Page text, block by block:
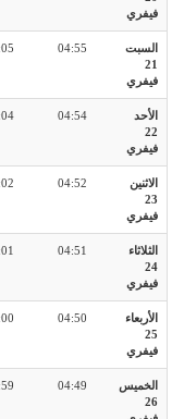
فيفري
السبت
21
فيفري
04:55
الأحد
22
فيفري
04:54
الاثنين
23
فيفري
04:52
الثلاثاء
24
فيفري
04:51
الأربعاء
25
فيفري
04:50
الخميس
26
04:49